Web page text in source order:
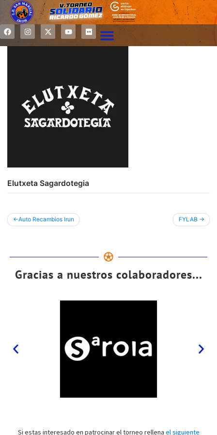
Elutxeta Sagardotegia
Auto Recambios Irun FYLAB
Gracias a nuestros colaboradores...
Si estas interesado en patrocinar el torneo rellena el siguiente